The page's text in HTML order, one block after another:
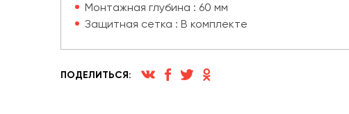
Монтажная глубина : 60 мм
Защитная сетка : В комплекте
ПОДЕЛИТЬСЯ: